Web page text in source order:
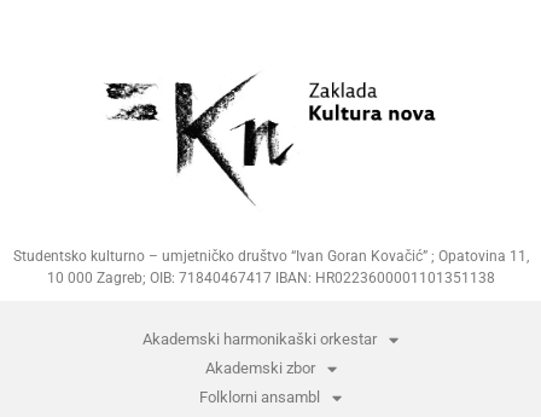
Studentsko kulturno – umjetničko društvo “Ivan Goran Kovačić” ; Opatovina 11,
10 000 Zagreb; OIB: 71840467417 IBAN: HR0223600001101351138
Akademski harmonikaški orkestar
Akademski zbor
Folklorni ansambl